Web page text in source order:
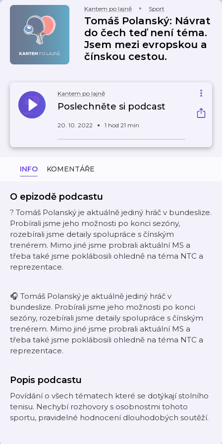
Kantem po lajně Sport
Tomáš Polanský: Návrat
do čech teď není téma.
Jsem mezi evropskou a
čínskou cestou.
Kantem po lajně
Poslechněte si podcast
20. 10. 2022 1 hod 21 min
INFO KOMENTÁŘE
O epizodě podcastu
? Tomáš Polanský je aktuálně jediný hráč v bundeslize.
Probírali jsme jeho možnosti po konci sezóny,
rozebírali jsme detaily spolupráce s čínským
trenérem. Mimo jiné jsme probrali aktuální MS a
třeba také jsme poklábosili ohledně na téma NTC a
reprezentace.
🎧 Tomáš Polanský je aktuálně jediný hráč v
bundeslize. Probírali jsme jeho možnosti po konci
sezóny, rozebírali jsme detaily spolupráce s čínským
trenérem. Mimo jiné jsme probrali aktuální MS a
třeba také jsme poklábosili ohledně na téma NTC a
reprezentace.
Popis podcastu
Povídání o všech tématech které se dotýkají stolního
tenisu. Nechybí rozhovory s osobnostmi tohoto
sportu, pravidelné hodnocení dlouhodobých soutěží.